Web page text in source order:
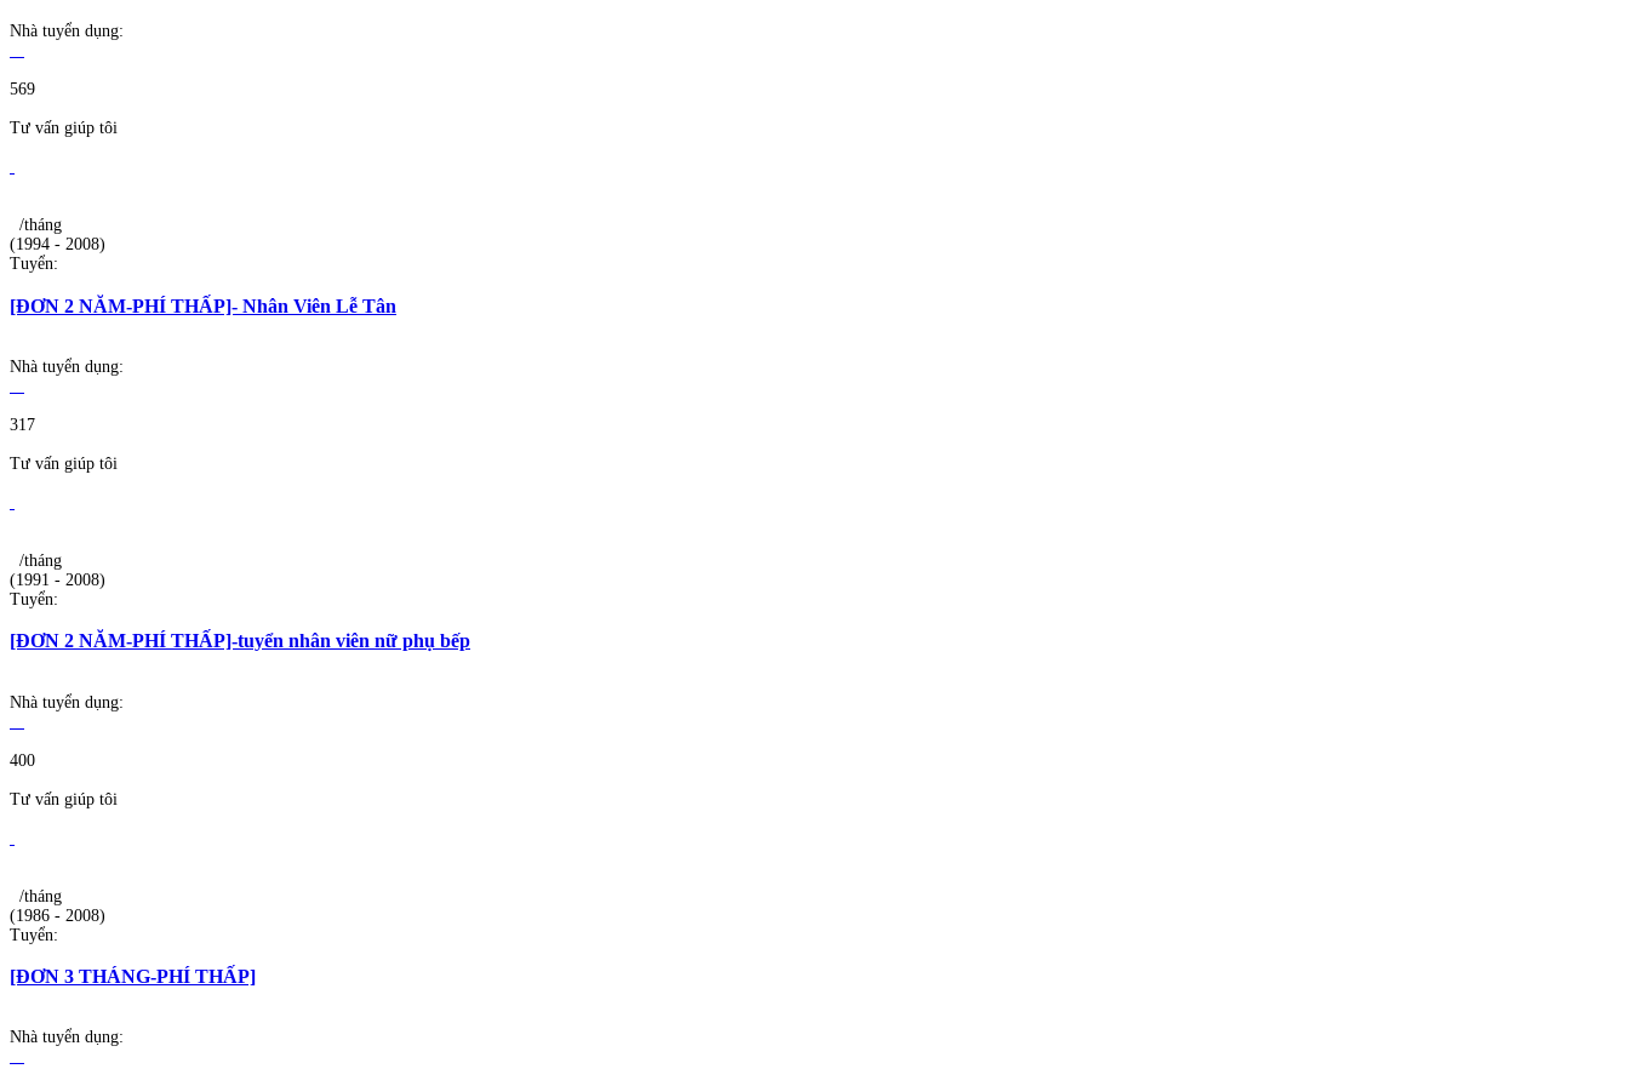
Nhà tuyển dụng:
569
Tư vấn giúp tôi
/tháng
(1994 - 2008)
Tuyển:
[ĐƠN 2 NĂM-PHÍ THẤP]- Nhân Viên Lễ Tân
Nhà tuyển dụng:
317
Tư vấn giúp tôi
/tháng
(1991 - 2008)
Tuyển:
[ĐƠN 2 NĂM-PHÍ THẤP]-tuyển nhân viên nữ phụ bếp
Nhà tuyển dụng:
400
Tư vấn giúp tôi
/tháng
(1986 - 2008)
Tuyển:
[ĐƠN 3 THÁNG-PHÍ THẤP]
Nhà tuyển dụng: